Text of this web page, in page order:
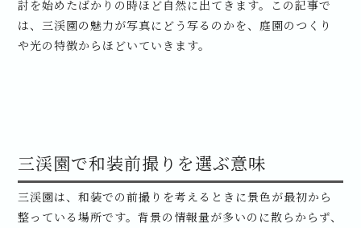
討を始めたばかりの時ほど自然に出てきます。この記事で
は、三渓園の魅力が写真にどう写るのかを、庭園のつくり
や光の特徴からほどいていきます。
三渓園で和装前撮りを選ぶ意味
三渓園は、和装での前撮りを考えるときに景色が最初から
整っている場所です。背景の情報量が多いのに散らからず、